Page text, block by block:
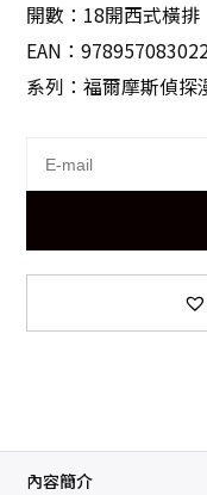
開數：18開西式橫排
EAN：
系列：福爾摩斯偵探
內容簡介